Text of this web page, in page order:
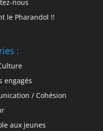
nous
le Pharandol !!
:
engagés
/ Cohésion
aux jeunes